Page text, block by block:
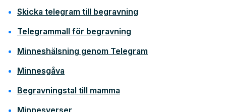
Skicka telegram till begravning
Telegrammall för begravning
Minneshälsning genom Telegram
Minnesgåva
Begravningstal till mamma
Minnesverser